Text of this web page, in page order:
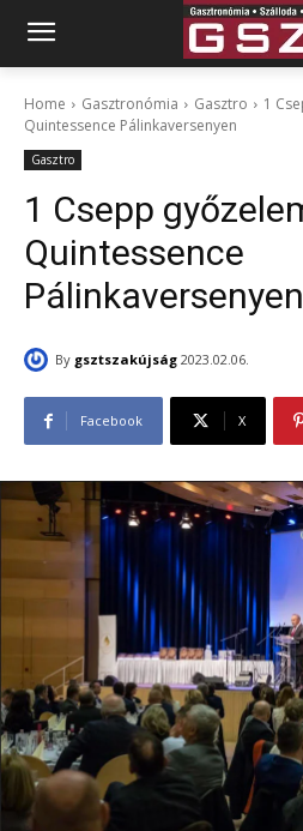
Home Gasztronómia Gasztro
1
Quintessence Pálinkaversenyen
Gasztro
1 Csepp
Quintessence
Pálinkaversenyen
By gsztszakújság 2023.02.06.
Facebook X